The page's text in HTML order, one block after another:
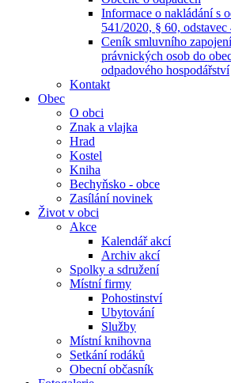
Informace o nakládání s
541/2020, § 60, odstavec
Ceník smluvního
právnických osob do
odpadového hospodářství
Kontakt
Obec
O obci
Znak a vlajka
Hrad
Kostel
Kniha
Bechyňsko - obce
Zasílání novinek
Život v obci
Akce
Kalendář akcí
Archiv akcí
Spolky a sdružení
Místní firmy
Pohostinství
Ubytování
Služby
Místní knihovna
Setkání rodáků
Obecní občasník